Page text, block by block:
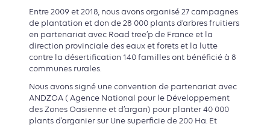
Entre 2009 et 2018, nous avons organisé 27 campagnes
de plantation et don de 28 000 plants d’arbres fruitiers
en partenariat avec Road tree’p de France et la
direction provinciale des eaux et forets et la lutte
contre la désertification 140 familles ont bénéficié à 8
communes rurales.
Nous avons signé une convention de partenariat avec
ANDZOA ( Agence National pour le Développement
des Zones Oasienne et d’argan) pour planter 40 000
plants d’arganier sur Une superficie de 200 Ha . Et